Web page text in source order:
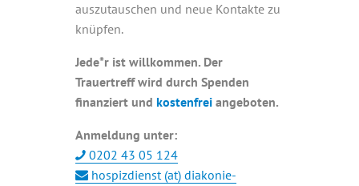
auszutauschen und neue Kontakte zu
knüpfen.
Jede*r ist willkommen. Der
Trauertreff wird durch Spenden
finanziert und kostenfrei angeboten.
Anmeldung unter:
0202 43 05 124
hospizdienst (at) diakonie-